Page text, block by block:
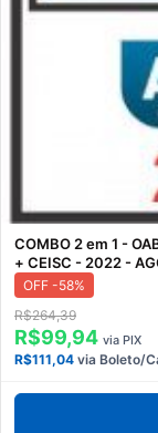
COMBO 2 em 1 -
+ CEISC - 2022 -
OFF -58%
R$264,39
R$99,94 via PIX
R$111,04 via Boleto/